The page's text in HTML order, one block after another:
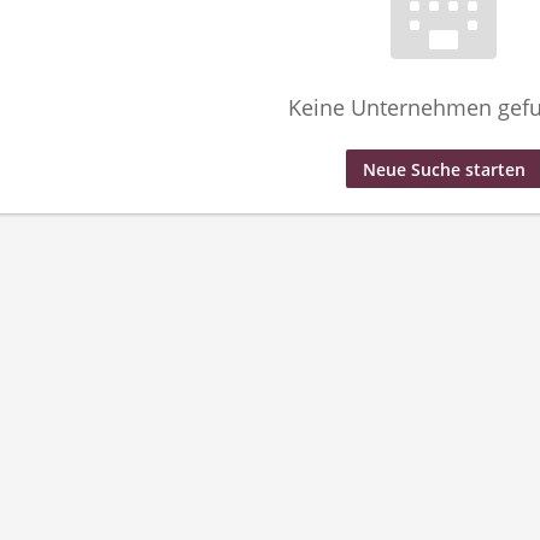
Keine Unternehmen
Neue Suche starten